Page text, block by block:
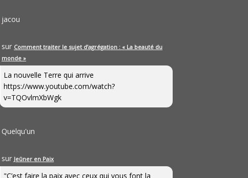
jacou
sur Comment traiter le sujet d’agrégation : « La beauté du
monde »
La nouvelle Terre qui arrive
https://www.youtube.com/watch?
v=TQOvlmXbWgk
Quelqu'un
sur Jeûner en Paix
"C’est faire la paix avec ceux qui vous font la